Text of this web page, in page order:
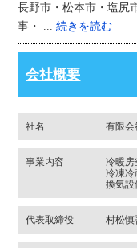
長野市・松本市・塩尻
事・ ...続きを読む
会社概要
社名 有限会
事業内容
冷暖房
冷凍冷
換気設
代表取締役 村松慎